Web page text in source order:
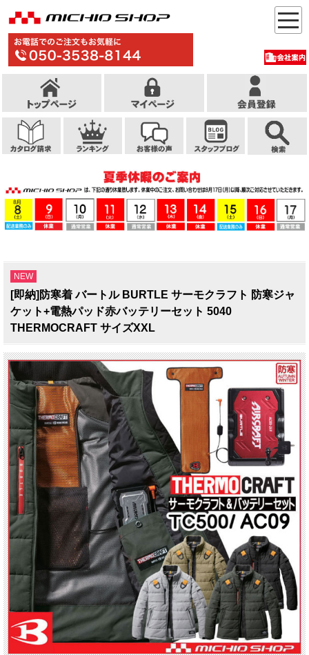
NEW
[即納]防寒着 バートル BURTLE サーモクラフト 防寒ジャ
ケット+電熱パッド赤バッテリーセット 5040
THERMOCRAFT サイズXXL